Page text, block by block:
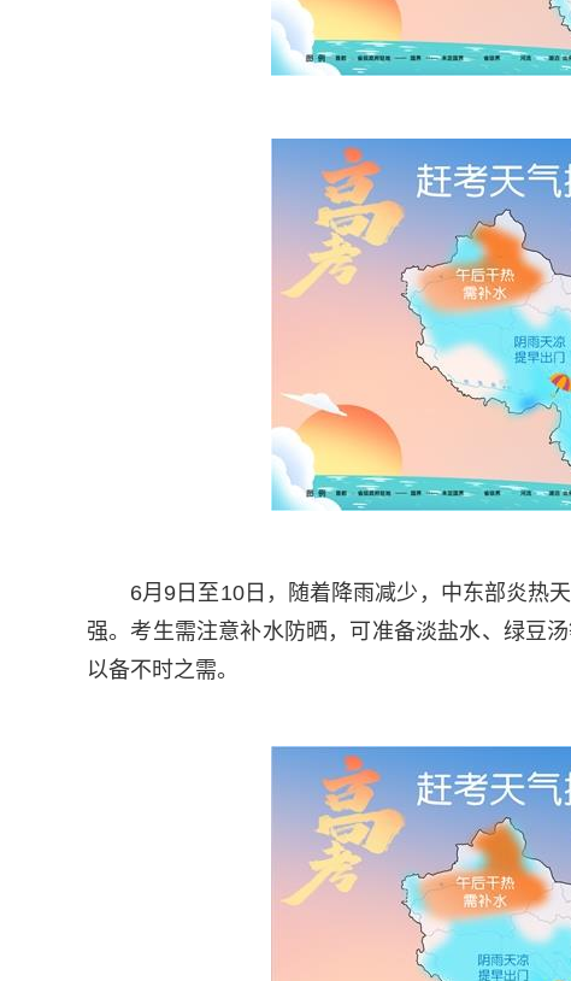
6月9日至10日，随着降雨减少，中东部炎热
强。考生需注意补水防晒，可准备淡盐水、绿豆
以备不时之需。